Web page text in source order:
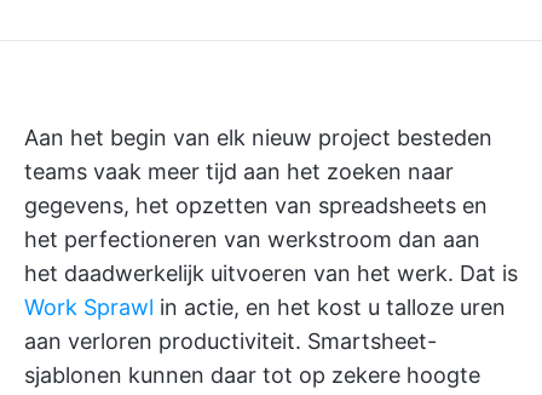
Aan het begin van elk nieuw project besteden
teams vaak meer tijd aan het zoeken naar
gegevens, het opzetten van spreadsheets en
het perfectioneren van werkstroom dan aan
het daadwerkelijk uitvoeren van het werk. Dat is
Work Sprawl in actie, en het kost u talloze uren
aan verloren productiviteit. Smartsheet-
sjablonen kunnen daar tot op zekere hoogte